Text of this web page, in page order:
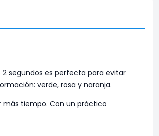
2 segundos es perfecta para evitar
verde, rosa y naranja.
tiempo. Con un práctico